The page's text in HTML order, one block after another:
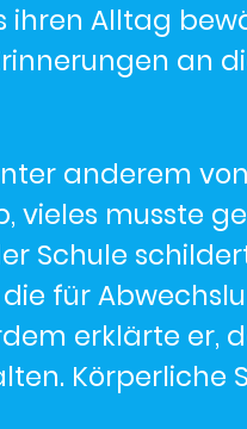
ihren Alltag
an
anderem
vieles musste
Schule
für
erklärte er,
Körperliche